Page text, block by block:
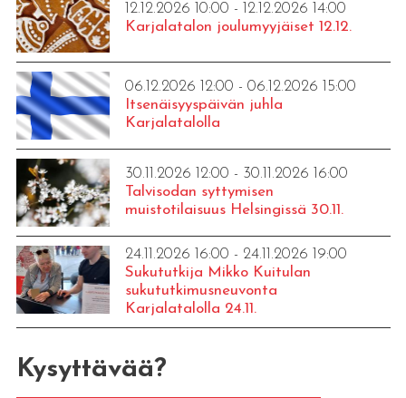
12.12.2026 10:00 - 12.12.2026 14:00
Karjalatalon joulumyyjäiset 12.12.
06.12.2026 12:00 - 06.12.2026 15:00
Itsenäisyyspäivän juhla
Karjalatalolla
30.11.2026 12:00 - 30.11.2026 16:00
Talvisodan syttymisen
muistotilaisuus Helsingissä 30.11.
24.11.2026 16:00 - 24.11.2026 19:00
Sukututkija Mikko Kuitulan
sukututkimusneuvonta
Karjalatalolla 24.11.
Kysyttävää?